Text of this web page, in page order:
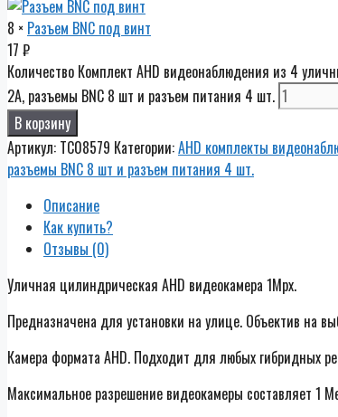
8 × Разъем BNC под винт
17 ₽
Количество Комплект AHD видеонаблюдения из 4
2А, разъемы BNC 8 шт и разъем питания 4 шт.
В корзину
Артикул: TC08579 Категории:AHD комплекты
разъемы BNC 8 шт и разъем питания 4 шт.
Описание
Как купить?
Отзывы (0)
Уличная цилиндрическая AHD видеокамера 1Mpx.
Предназначена для установки на улице. Объектив на
Камера формата AHD. Подходит для любых гибридных
Максимальное разрешение видеокамеры составляет 1